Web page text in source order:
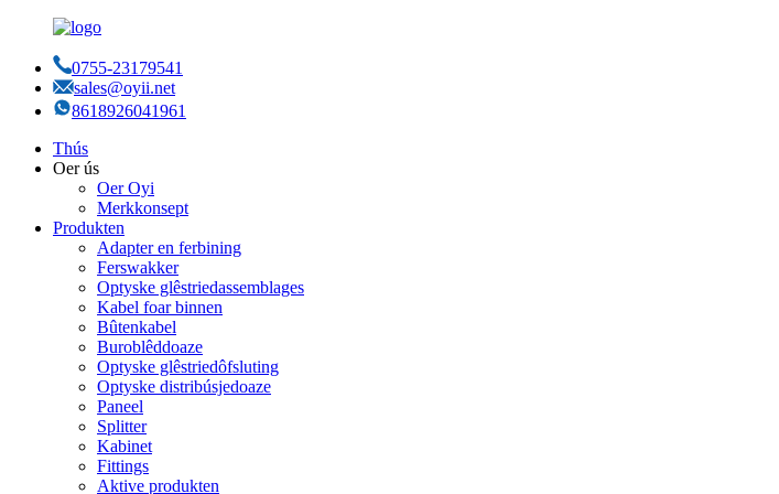
0755-23179541
sales@oyii.net
8618926041961
Thús
Oer ús
Oer Oyi
Merkkonsept
Produkten
Adapter en ferbining
Ferswakker
Optyske glêstriedassemblages
Kabel foar binnen
Bûtenkabel
Buroblêddoaze
Optyske glêstriedôfsluting
Optyske distribúsjedoaze
Paneel
Splitter
Kabinet
Fittings
Aktive produkten